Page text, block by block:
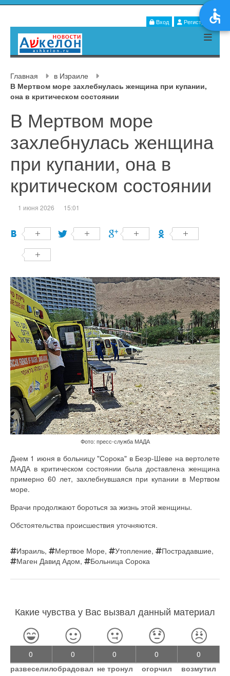
Вход Регистрация
Главная
в Израиле
В Мертвом море захлебнулась женщина при купании,
она в критическом состоянии
В Мертвом море
захлебнулась женщина
при купании, она в
критическом состоянии
1 июня 2026 15:01
Фото: пресс-служба МАДА
Днем 1 июня в больницу "Сорока" в Беэр-Шеве на вертолете
МАДА в критическом состоянии была доставлена женщина
примерно 60 лет, захлебнувшаяся при купании в Мертвом
море.
Врачи продолжают бороться за жизнь этой женщины.
Обстоятельства происшествия уточняются.
Израиль, Мертвое Море, Утопление, Пострадавшие,
Маген Давид Адом, Больница Сорока
Какие чувства у Вас вызвал данный материал
0
развеселил
0
обрадовал
0
не тронул
0
огорчил
0
возмутил